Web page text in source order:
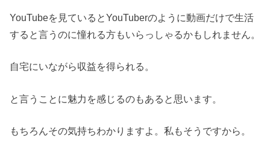
YouTubeを見ているとYouTuberのように動画だけで生活
すると言うのに憧れる方もいらっしゃるかもしれません。
自宅にいながら収益を得られる。
と言うことに魅力を感じるのもあると思います。
もちろんその気持ちわかりますよ。私もそうですから。